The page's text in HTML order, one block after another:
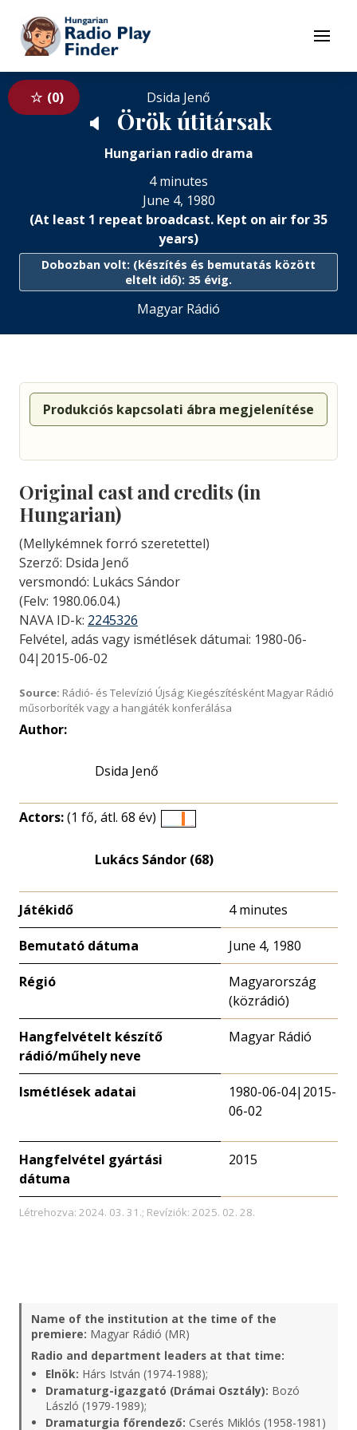
To contents
Menu
0 Dsida Jenő
🔈 Örök útitársak
Hungarian radio drama
4 minutes
June 4, 1980
(At least 1 repeat broadcast. Kept on air for 35
years)
Dobozban volt: (készítés és bemutatás között
eltelt idő): 35 évig.
Magyar Rádió
Produkciós kapcsolati ábra megjelenítése
Original cast and credits (in
Hungarian)
(Mellykémnek forró szeretettel)
Szerző: Dsida Jenő
versmondó: Lukács Sándor
(Felv: 1980.06.04.)
NAVA ID-k: 2245326
Felvétel, adás vagy ismétlések dátumai: 1980-06-
04|2015-06-02
Source: Rádió- és Televízió Újság; Kiegészítésként Magyar Rádió
műsorboríték vagy a hangjáték konferálása
Author:
Dsida Jenő
Actors:(1 fő, átl. 68 év)
eloszlás
Lukács Sándor (68)
Játékidő 4 minutes
Bemutató dátuma June 4, 1980
Régió
Magyarország
(közrádió)
Hangfelvételt készítő
rádió/műhely neve
Magyar Rádió
Ismétlések adatai
1980-06-04|2015-
06-02
Hangfelvétel gyártási
dátuma
2015
Létrehozva: 2024. 03. 31.; Revíziók: 2025. 02. 28.
Name of the institution at the time of the
premiere: Magyar Rádió (MR)
Radio and department leaders at that time:
Elnök: Hárs István (1974-1988);
Dramaturg-igazgató (Drámai Osztály): Bozó
László (1979-1989);
Dramaturgia főrendező: Cserés Miklós (1958-1981)